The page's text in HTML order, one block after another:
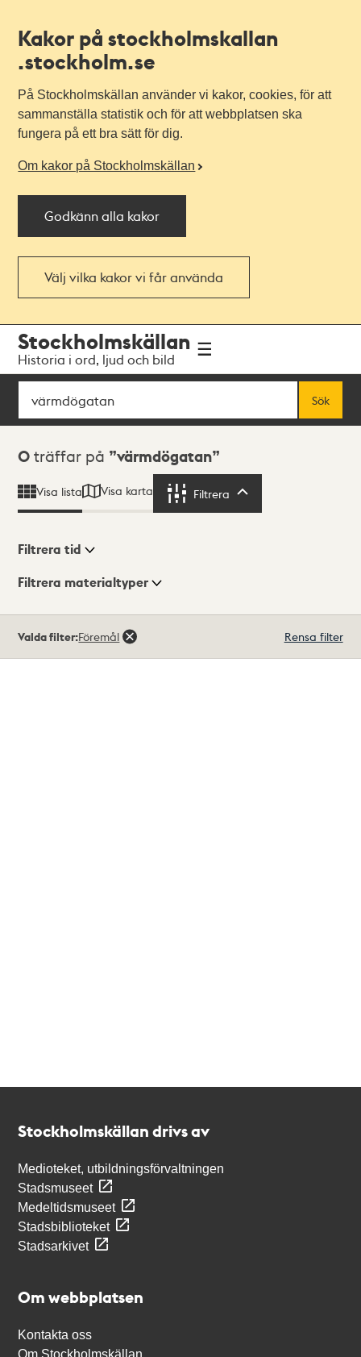
Kakor på stockholmskallan
.stockholm.se
På Stockholmskällan använder vi kakor, cookies, för att
sammanställa statistik och för att webbplatsen ska
fungera på ett bra sätt för dig.
Om kakor på Stockholmskällan
Godkänn alla kakor
Välj vilka kakor vi får använda
navigationen
huvudinnehållet
Stockholmskällan
Historia i ord, ljud och bild
Sök
Sök
Sökresultat
0 träffar på värmdögatan
Visa lista Visa karta Filtrera
Visningsläge
Filtrera tid
Filtrera materialtyper
träffar
Valda filter:Föremål Rensa filter
Stockholmskällan drivs av
Medioteket, utbildningsförvaltningen
Stadsmuseet
Medeltidsmuseet
Stadsbiblioteket
Stadsarkivet
Om webbplatsen
Kontakta oss
Om Stockholmskällan